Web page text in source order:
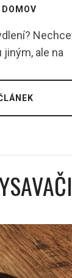
DOMOV
jiným, ale na